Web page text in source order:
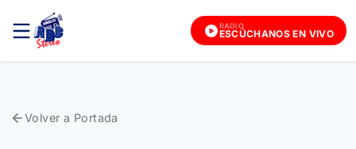
RADIO
ESCÚCHANOS EN VIVO
Volver a Portada